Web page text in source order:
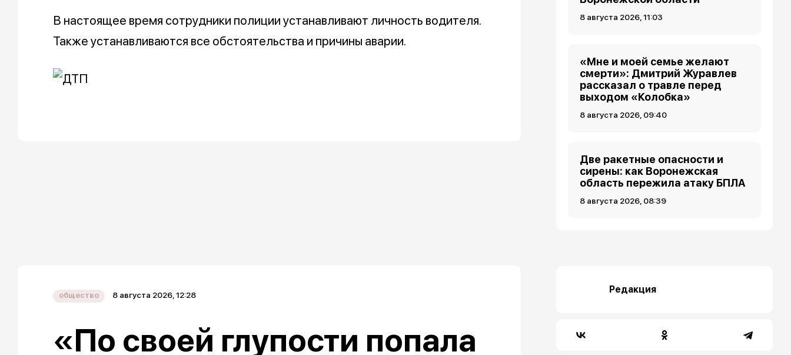
В настоящее время сотрудники полиции устанавливают личность водителя.
Также устанавливаются все обстоятельства и причины аварии.
8 августа 2026, 11:03
«Мне и моей семье желают
смерти»: Дмитрий Журавлев
рассказал о травле перед
выходом «Колобка»
8 августа 2026, 09:40
Две ракетные опасности и
сирены: как Воронежская
область пережила атаку БПЛА
8 августа 2026, 08:39
общество 8 августа 2026, 12:28
«По своей глупости попала
Редакция